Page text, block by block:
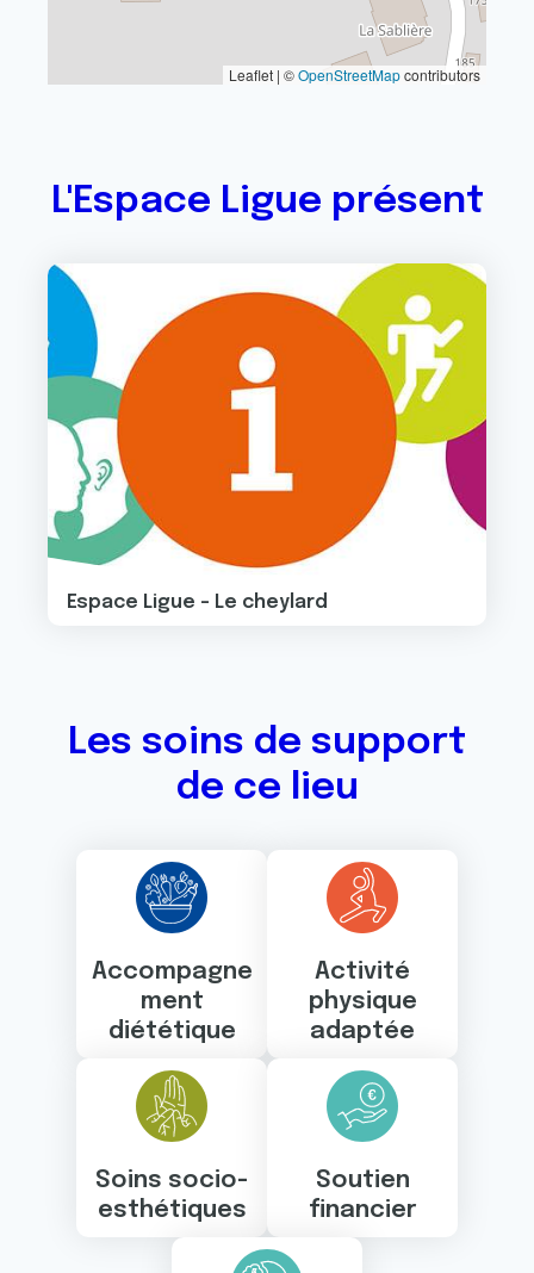
Leaflet | ©OpenStreetMapcontributors
L'Espace Ligue présent
Image
Espace Ligue - Le cheylard
Les soins de support
de ce lieu
Accompagne
ment
diététique
Activité
physique
adaptée
Soins socio-
esthétiques
Soutien
financier